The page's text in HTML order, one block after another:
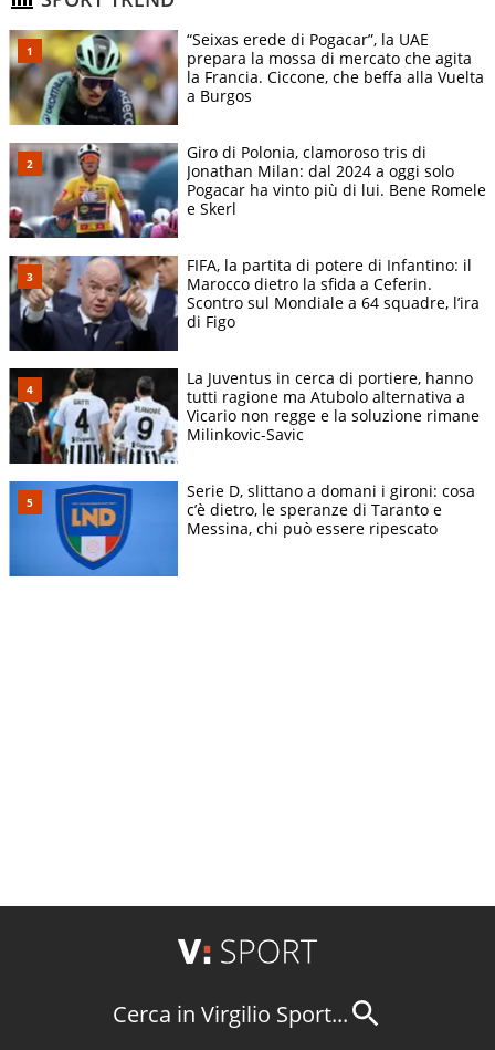
“Seixas erede di Pogacar”, la UAE
prepara la mossa di mercato che agita
la Francia. Ciccone, che beffa alla Vuelta
a Burgos
Giro di Polonia, clamoroso tris di
Jonathan Milan: dal 2024 a oggi solo
Pogacar ha vinto più di lui. Bene Romele
e Skerl
FIFA, la partita di potere di Infantino: il
Marocco dietro la sfida a Ceferin.
Scontro sul Mondiale a 64 squadre, l’ira
di Figo
La Juventus in cerca di portiere, hanno
tutti ragione ma Atubolo alternativa a
Vicario non regge e la soluzione rimane
Milinkovic-Savic
Serie D, slittano a domani i gironi: cosa
c’è dietro, le speranze di Taranto e
Messina, chi può essere ripescato
Cerca in Virgilio Sport...